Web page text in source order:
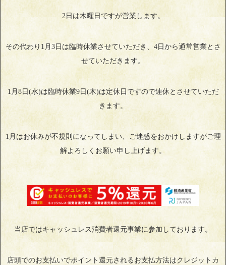
2日は木曜日ですが営業します。
その代わり1月3日は臨時休業させていただき、4日から通常営業とさ
せていただきます。
1月8日(水)は臨時休業9日(木)は定休日ですので連休とさせていただ
きます。
1月はお休みが不規則になってしまい、ご迷惑をおかけしますがご理
解よろしくお願い申し上げます。
当店ではキャッシュレス消費者還元事業に参加しております。
店頭でのお支払いでポイント還元されるお支払方法はクレジットカ